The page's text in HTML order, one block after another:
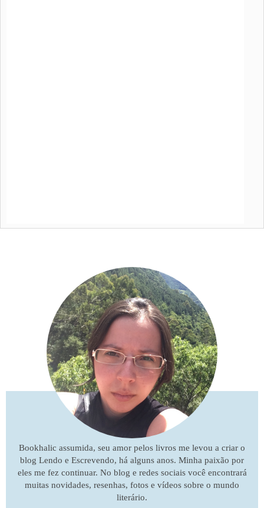
Bookhalic assumida, seu amor pelos livros me levou a criar o
blog Lendo e Escrevendo, há alguns anos. Minha paixão por
eles me fez continuar. No blog e redes sociais você encontrará
muitas novidades, resenhas, fotos e vídeos sobre o mundo
literário.